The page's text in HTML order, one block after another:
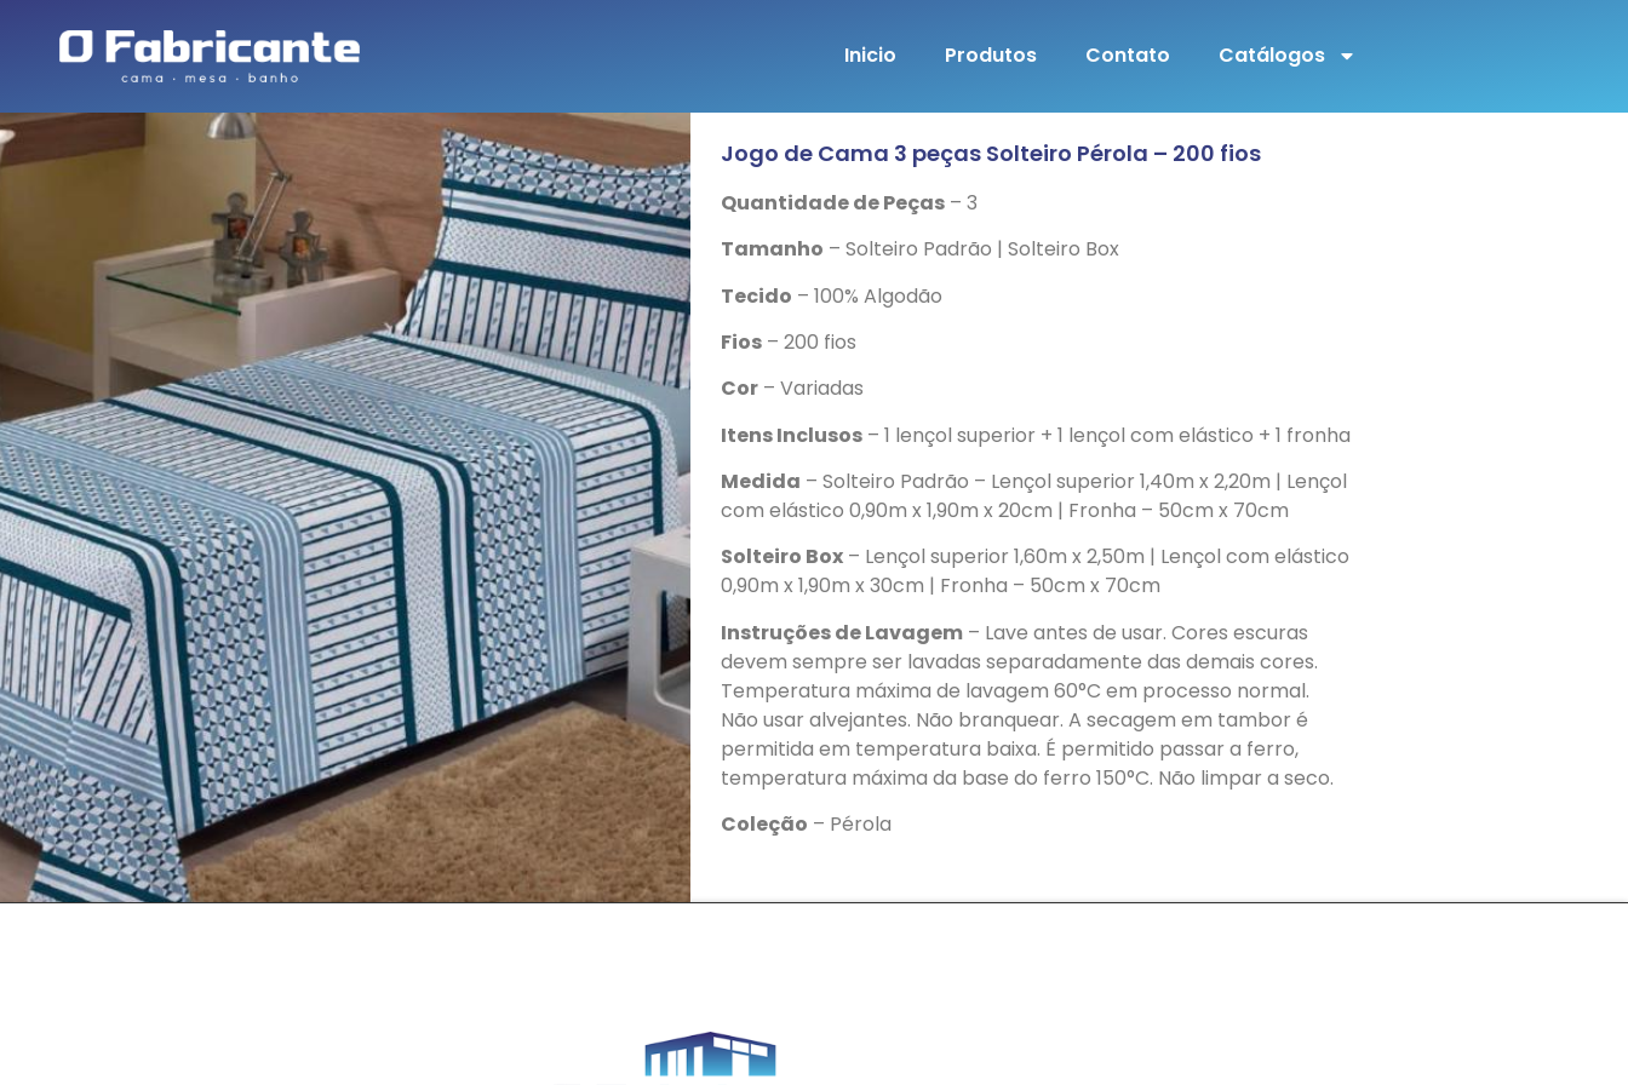
Inicio Produtos Contato Catálogos
Jogo de Cama 3 peças Solteiro Pérola – 200 fios
Quantidade de Peças – 3
Tamanho – Solteiro Padrão | Solteiro Box
Tecido – 100% Algodão
Fios – 200 fios
Cor – Variadas
Itens Inclusos – 1 lençol superior + 1 lençol com elástico + 1 fronha
Medida – Solteiro Padrão – Lençol superior 1,40m x 2,20m | Lençol
com elástico 0,90m x 1,90m x 20cm | Fronha – 50cm x 70cm
Solteiro Box – Lençol superior 1,60m x 2,50m | Lençol com elástico
0,90m x 1,90m x 30cm | Fronha – 50cm x 70cm
Instruções de Lavagem – Lave antes de usar. Cores escuras
devem sempre ser lavadas separadamente das demais cores.
Temperatura máxima de lavagem 60°C em processo normal.
Não usar alvejantes. Não branquear. A secagem em tambor é
permitida em temperatura baixa. É permitido passar a ferro,
temperatura máxima da base do ferro 150°C. Não limpar a seco.
Coleção – Pérola